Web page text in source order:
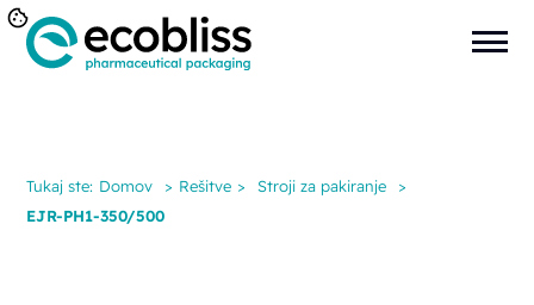
Tukaj ste: Domov > Rešitve > Stroji za pakiranje
>
EJR-PH1-350/500